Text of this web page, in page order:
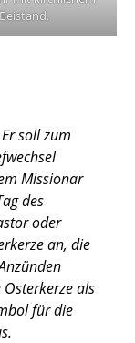
Beistand.
soll zum
Missionar
des
oder
an, die
als
für die